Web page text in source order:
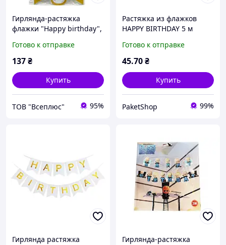
Гирлянда-растяжка
флажки "Happy birthday",
Готово к отправке
137₴
Купить
ТОВ "Всеплюс" 95%
Растяжка из флажков
HAPPY BIRTHDAY 5 м
Готово к отправке
45.70₴
Купить
PaketShop 99%
Гирлянда растяжка
Гирлянда-растяжка